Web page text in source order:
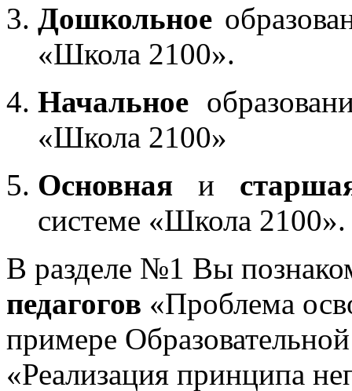
Дошкольное
«Школа 2100».
Начальное
«Школа 2100»
Основная и
системе «Школа 2100».
В разделе №1 Вы
педагогов «Проблема
примере
«Реализация принципа